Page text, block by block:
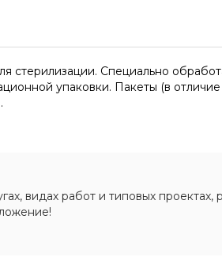
Специально
упаковки. Пакеты (в
видах работ и типовых проектах,